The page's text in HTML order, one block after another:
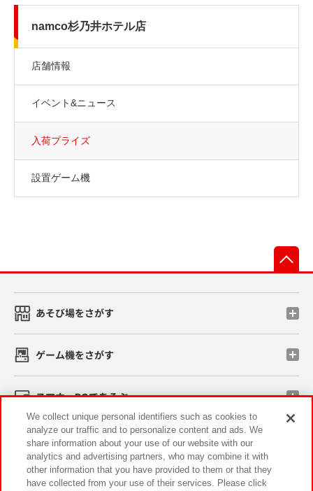
namco杉乃井ホテル店
店舗情報
イベント&ニュース
入荷プライズ
設置ゲーム機
あそび場をさがす
ゲーム機をさがす
スマホ・PCであそぶ
イベント・キャンペーン
We collect unique personal identifiers such as cookies to
analyze our traffic and to personalize content and ads. We
share information about your use of our website with our
analytics and advertising partners, who may combine it with
other information that you have provided to them or that they
have collected from your use of their services. Please click